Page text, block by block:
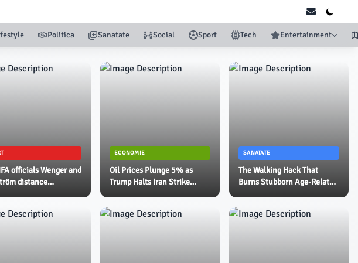
Politica Sanatate Social Sport Tech Entertainment
officials Wenger and
distance
ECONOMIE
Oil Prices Plunge 5% as
Trump Halts Iran Strike
SANATATE
The Walking Hack That
Burns Stubborn Age-Related